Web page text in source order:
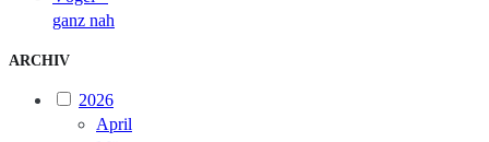
ganz nah
ARCHIV
2026
April